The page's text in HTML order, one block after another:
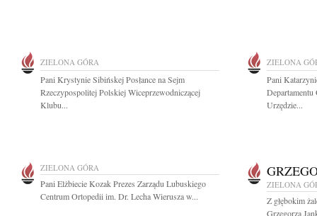
ZIELONA GÓRA
Pani Krystynie Sibińskej Posłance na Sejm
Rzeczypospolitej Polskiej Wiceprzewodniczącej
Klubu...
ZIELONA
Pani
Urzędzie...
ZIELONA GÓRA
Pani Elżbiecie Kozak Prezes Zarządu Lubuskiego
Centrum Ortopedii im. Dr. Lecha Wierusza w...
ZIELONA
Z głębokim
Grzegorza